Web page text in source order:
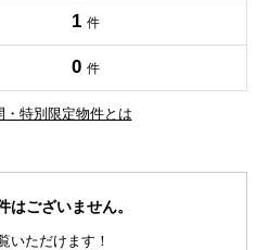
1 件
0 件
・特別限定物件とは
はございません。
いただけます！